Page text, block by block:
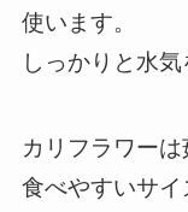
使います。
しっかりと水気
カリフラワー
食べやすいサ